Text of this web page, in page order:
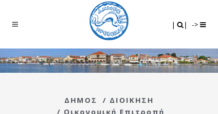
| | ->
ΔΗΜΟΣ / ΔΙΟΙΚΗΣΗ
/ Οικονομική Επιτροπή